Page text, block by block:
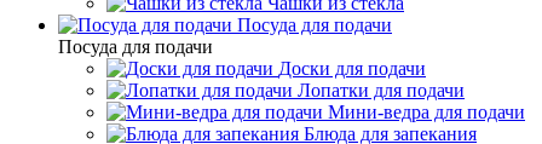
Посуда для подачи
Посуда для подачи
Доски для подачи
Лопатки для подачи
Мини-ведра для подачи
Блюда для запекания